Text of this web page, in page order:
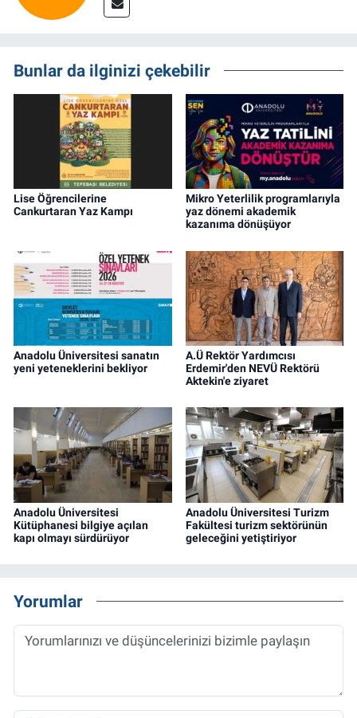
Bunlar da ilginizi çekebilir
Lise Öğrencilerine
Cankurtaran Yaz Kampı
Mikro Yeterlilik programlarıyla
yaz dönemi akademik
kazanıma dönüşüyor
Anadolu Üniversitesi sanatın
yeni yeteneklerini bekliyor
A.Ü Rektör Yardımcısı
Erdemir'den NEVÜ Rektörü
Aktekin'e ziyaret
Anadolu Üniversitesi
Kütüphanesi bilgiye açılan
kapı olmayı sürdürüyor
Anadolu Üniversitesi Turizm
Fakültesi turizm sektörünün
geleceğini yetiştiriyor
Yorumlar